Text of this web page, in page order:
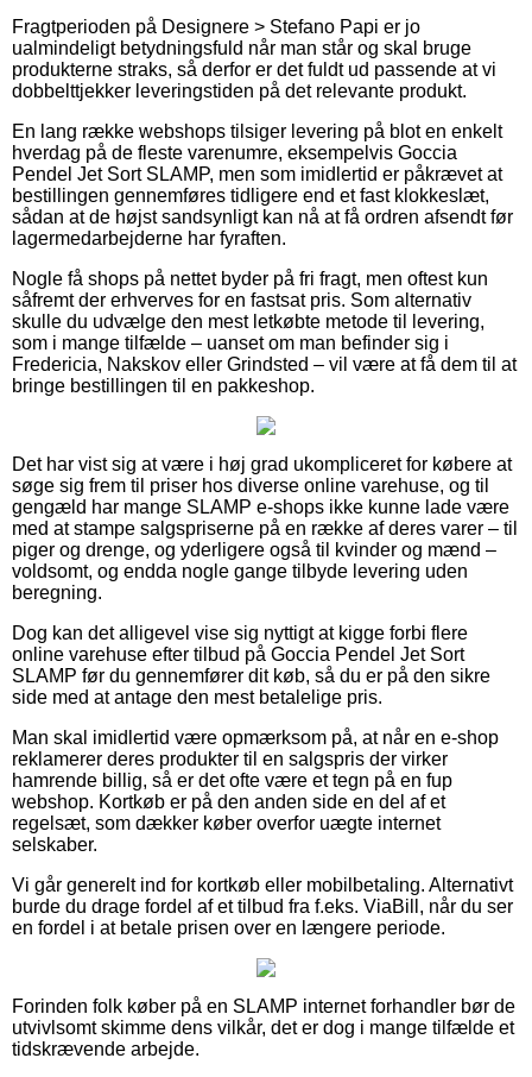
Fragtperioden på Designere > Stefano Papi er jo
ualmindeligt betydningsfuld når man står og skal bruge
produkterne straks, så derfor er det fuldt ud passende at vi
dobbelttjekker leveringstiden på det relevante produkt.
En lang række webshops tilsiger levering på blot en enkelt
hverdag på de fleste varenumre, eksempelvis Goccia
Pendel Jet Sort SLAMP, men som imidlertid er påkrævet at
bestillingen gennemføres tidligere end et fast klokkeslæt,
sådan at de højst sandsynligt kan nå at få ordren afsendt før
lagermedarbejderne har fyraften.
Nogle få shops på nettet byder på fri fragt, men oftest kun
såfremt der erhverves for en fastsat pris. Som alternativ
skulle du udvælge den mest letkøbte metode til levering,
som i mange tilfælde – uanset om man befinder sig i
Fredericia, Nakskov eller Grindsted – vil være at få dem til at
bringe bestillingen til en pakkeshop.
Det har vist sig at være i høj grad ukompliceret for købere at
søge sig frem til priser hos diverse online varehuse, og til
gengæld har mange SLAMP e-shops ikke kunne lade være
med at stampe salgspriserne på en række af deres varer – til
piger og drenge, og yderligere også til kvinder og mænd –
voldsomt, og endda nogle gange tilbyde levering uden
beregning.
Dog kan det alligevel vise sig nyttigt at kigge forbi flere
online varehuse efter tilbud på Goccia Pendel Jet Sort
SLAMP før du gennemfører dit køb, så du er på den sikre
side med at antage den mest betalelige pris.
Man skal imidlertid være opmærksom på, at når en e-shop
reklamerer deres produkter til en salgspris der virker
hamrende billig, så er det ofte være et tegn på en fup
webshop. Kortkøb er på den anden side en del af et
regelsæt, som dækker køber overfor uægte internet
selskaber.
Vi går generelt ind for kortkøb eller mobilbetaling. Alternativt
burde du drage fordel af et tilbud fra f.eks. ViaBill, når du ser
en fordel i at betale prisen over en længere periode.
Forinden folk køber på en SLAMP internet forhandler bør de
utvivlsomt skimme dens vilkår, det er dog i mange tilfælde et
tidskrævende arbejde.